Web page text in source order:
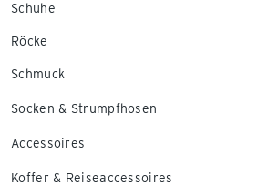
Schuhe
Röcke
Schmuck
Socken & Strumpfhosen
Accessoires
Koffer & Reiseaccessoires